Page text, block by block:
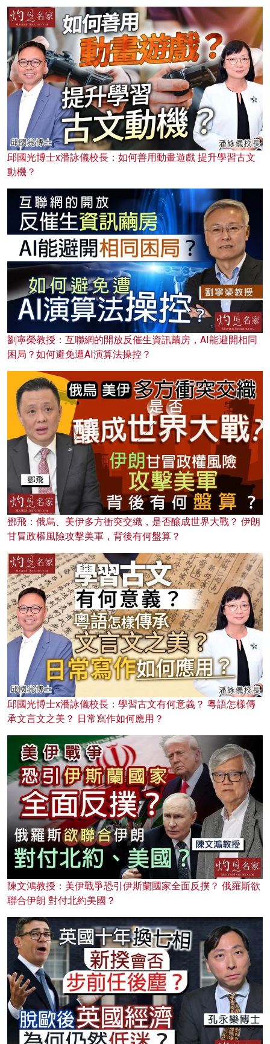
邱國光博士x潘詠儀校長：如何善用動畫遊戲 提升學習古文
動機？
劉寧榮教授：互聯網的開放反催生資訊繭房，AI能避開相同
困局？如何避免遭AI演算法操控？
鄧飛：俄烏、美伊多方衝突交織，是否釀成世界大戰？ 伊朗
甘冒政權風險攻擊美軍，背後有何盤算？
邱國光博士x潘詠儀校長：學習古文有何意義？ 粵語怎樣傳
承文言文之美？ 日常寫作如何應用？
陳文鴻教授：美伊戰爭恐引伊斯蘭國家全面反撲？ 俄羅斯欲
聯合伊朗 對付北約美國？